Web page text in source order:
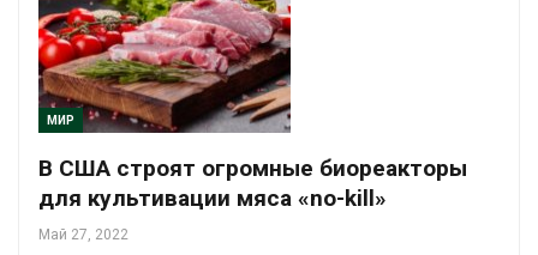
МИР
В США строят огромные биореакторы
для культивации мяса «no-kill»
Май 27, 2022